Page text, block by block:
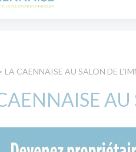
LA CAENNAISE AU SALON DE